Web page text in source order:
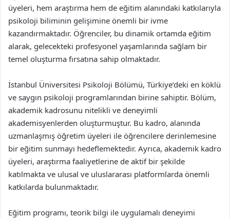
üyeleri, hem araştırma hem de eğitim alanındaki katkılarıyla
psikoloji biliminin gelişimine önemli bir ivme
kazandırmaktadır. Öğrenciler, bu dinamik ortamda eğitim
alarak, gelecekteki profesyonel yaşamlarında sağlam bir
temel oluşturma fırsatına sahip olmaktadır.
İstanbul Üniversitesi Psikoloji Bölümü, Türkiye’deki en köklü
ve saygın psikoloji programlarından birine sahiptir. Bölüm,
akademik kadrosunu nitelikli ve deneyimli
akademisyenlerden oluşturmuştur. Bu kadro, alanında
uzmanlaşmış öğretim üyeleri ile öğrencilere derinlemesine
bir eğitim sunmayı hedeflemektedir. Ayrıca, akademik kadro
üyeleri, araştırma faaliyetlerine de aktif bir şekilde
katılmakta ve ulusal ve uluslararası platformlarda önemli
katkılarda bulunmaktadır.
Eğitim programı, teorik bilgi ile uygulamalı deneyimi